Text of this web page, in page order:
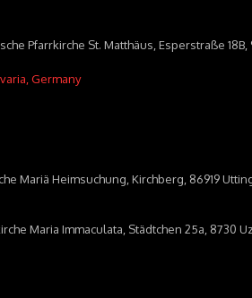
Pfarrkirche St. Matthäus, Esperstraße
Germany
Mariä Heimsuchung, Kirchberg, 86919
Maria Immaculata, Städtchen 25a, 8730